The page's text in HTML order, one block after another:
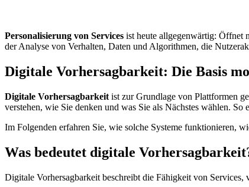
Personalisierung von Services ist heute allgegenwärtig: Öffnet
der Analyse von Verhalten, Daten und Algorithmen, die
Digitale Vorhersagbarkeit: Die Basis
Digitale Vorhersagbarkeit ist zur Grundlage von Plattformen
verstehen, wie Sie denken und was Sie als Nächstes wählen.
Im Folgenden erfahren Sie, wie solche Systeme funktionieren,
Was bedeutet digitale
Digitale Vorhersagbarkeit beschreibt die Fähigkeit von